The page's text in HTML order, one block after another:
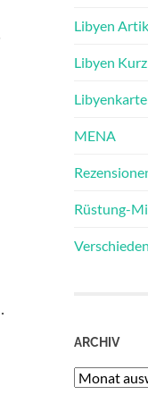
Libyen
Libyen
MENA
Rüstung-
ARCHIV
Archiv